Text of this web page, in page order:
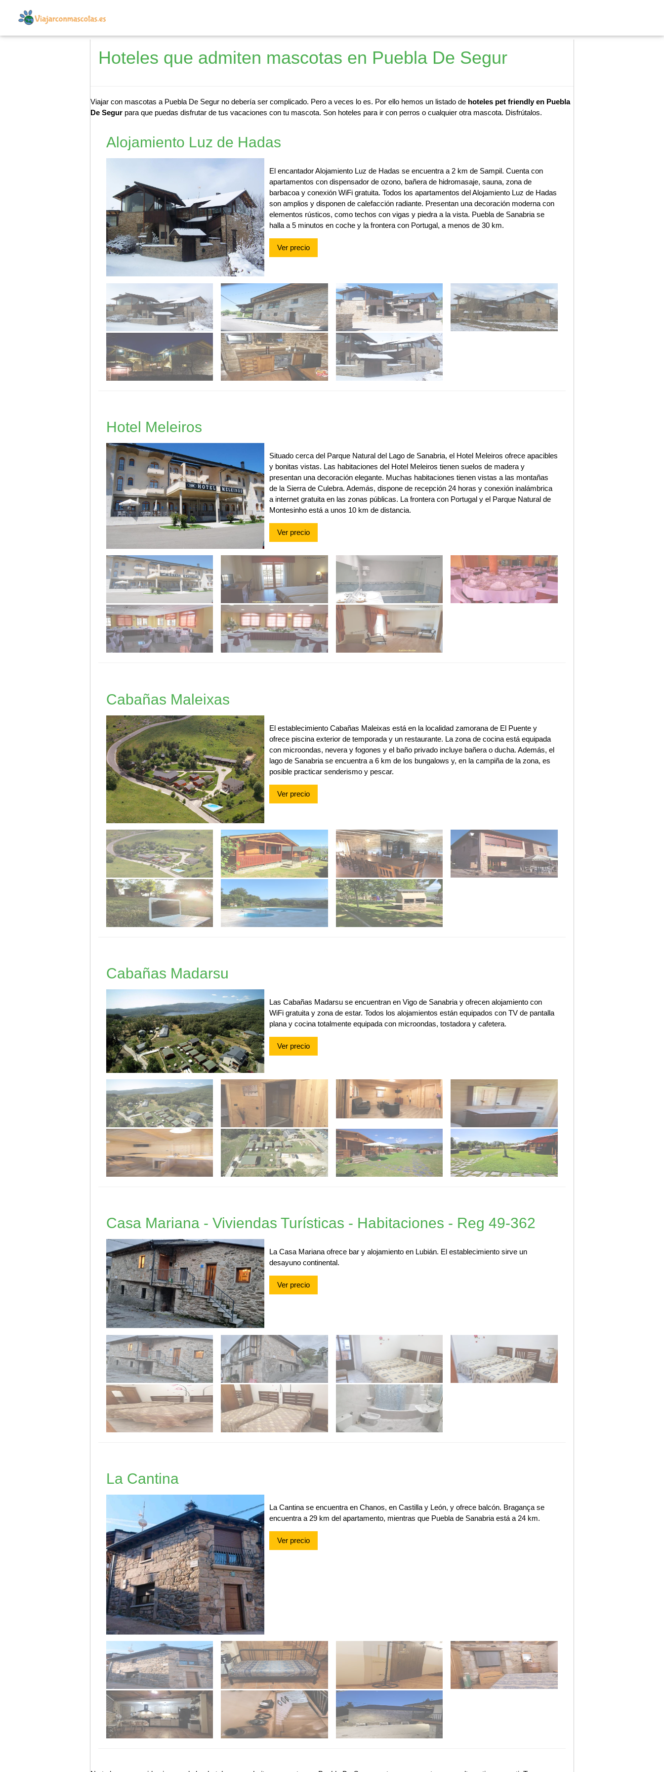
Hoteles que admiten mascotas en Puebla De Segur
Viajar con mascotas a Puebla De Segur no debería ser complicado. Pero a veces lo es. Por ello hemos un listado de hoteles pet friendly en Puebla
De Segur para que puedas disfrutar de tus vacaciones con tu mascota. Son hoteles para ir con perros o cualquier otra mascota. Disfrútalos.
Alojamiento Luz de Hadas
El encantador Alojamiento Luz de Hadas se encuentra a 2 km de Sampil. Cuenta con
apartamentos con dispensador de ozono, bañera de hidromasaje, sauna, zona de
barbacoa y conexión WiFi gratuita. Todos los apartamentos del Alojamiento Luz de Hadas
son amplios y disponen de calefacción radiante. Presentan una decoración moderna con
elementos rústicos, como techos con vigas y piedra a la vista. Puebla de Sanabria se
halla a 5 minutos en coche y la frontera con Portugal, a menos de 30 km.
Ver precio
Hotel Meleiros
Situado cerca del Parque Natural del Lago de Sanabria, el Hotel Meleiros ofrece apacibles
y bonitas vistas. Las habitaciones del Hotel Meleiros tienen suelos de madera y
presentan una decoración elegante. Muchas habitaciones tienen vistas a las montañas
de la Sierra de Culebra. Además, dispone de recepción 24 horas y conexión inalámbrica
a internet gratuita en las zonas públicas. La frontera con Portugal y el Parque Natural de
Montesinho está a unos 10 km de distancia.
Ver precio
Cabañas Maleixas
El establecimiento Cabañas Maleixas está en la localidad zamorana de El Puente y
ofrece piscina exterior de temporada y un restaurante. La zona de cocina está equipada
con microondas, nevera y fogones y el baño privado incluye bañera o ducha. Además, el
lago de Sanabria se encuentra a 6 km de los bungalows y, en la campiña de la zona, es
posible practicar senderismo y pescar.
Ver precio
Cabañas Madarsu
Las Cabañas Madarsu se encuentran en Vigo de Sanabria y ofrecen alojamiento con
WiFi gratuita y zona de estar. Todos los alojamientos están equipados con TV de pantalla
plana y cocina totalmente equipada con microondas, tostadora y cafetera.
Ver precio
Casa Mariana - Viviendas Turísticas - Habitaciones - Reg 49-362
La Casa Mariana ofrece bar y alojamiento en Lubián. El establecimiento sirve un
desayuno continental.
Ver precio
La Cantina
La Cantina se encuentra en Chanos, en Castilla y León, y ofrece balcón. Bragança se
encuentra a 29 km del apartamento, mientras que Puebla de Sanabria está a 24 km.
Ver precio